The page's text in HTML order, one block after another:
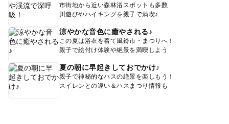
市街地から近い森林浴スポットも多数
川遊びやハイキングを親子で満喫♪
涼やかな音色に癒やされる♪
この夏は浴衣を着て風鈴市・まつりへ！
親子で絵付け体験や絶景を満喫しよう
夏の朝に早起きしておでかけ♪
親子で神秘的なハスの絶景を楽しもう！
スイレンとの違い＆ハスまつり情報も